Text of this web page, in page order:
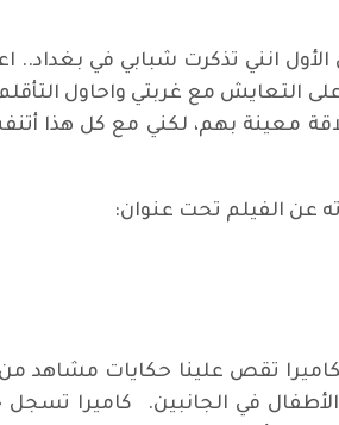
الأول انني تذكرت شبابي في
التعايش مع غربتي واحاول
معينة بهم، لكني مع كل هذا
عن الفيلم تحت عنوان:
تقص علينا حكايات مشاهد من
في الجانبين. كاميرا تسجل